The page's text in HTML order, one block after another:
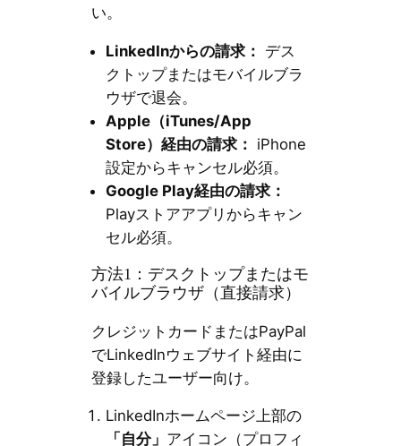
い。
LinkedInからの請求： デス
クトップまたはモバイルブラ
ウザで退会。
Apple（iTunes/App
Store）経由の請求： iPhone
設定からキャンセル必須。
Google Play経由の請求：
Playストアアプリからキャン
セル必須。
方法1：デスクトップまたはモ
バイルブラウザ（直接請求）
クレジットカードまたはPayPal
でLinkedInウェブサイト経由に
登録したユーザー向け。
LinkedInホームページ上部の
「自分」 アイコン（プロフィ